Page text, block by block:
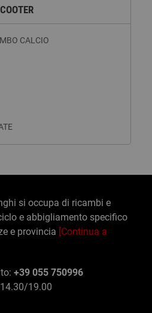
CALCIO
si occupa di ricambi e
e abbigliamento specifico
e provincia [Continua a
+39 055 750996
19.00